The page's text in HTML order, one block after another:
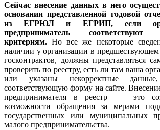
Сейчас внесение данных в него
основании представленной годовой
из ЕГРЮЛ и ЕГРИП, если
предприниматель соответствуют
критериям.Но все же некоторые
наличии у организации в предшествующем
госконтрактов, должны
проверить по реестру, есть ли там ваша
или указаны некорректные
соответствующую форму на сайте.
предпринимателя в реестр – это
возможности обращения за мерами
государственных или муниципальных
малого предпринимательства.